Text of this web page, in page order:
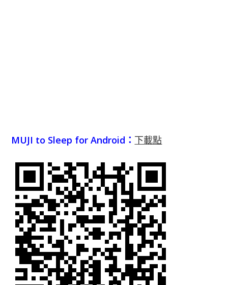
MUJI to Sleep for Android： 下載點